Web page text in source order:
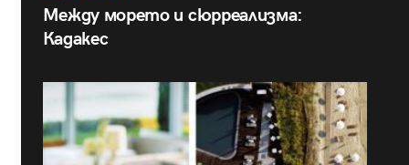
Между морето и сюрреализма:
Кадакес